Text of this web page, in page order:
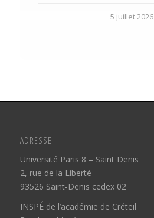
5 juillet 2026
ADRESSE
Université Paris 8 – Saint Denis
2, rue de la Liberté
93526 Saint-Denis cedex 02
INSPÉ de l’académie de Créteil